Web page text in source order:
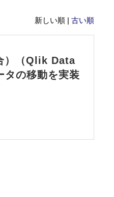
新しい順 | 古い順
）（Qlik Data
の移動を実装